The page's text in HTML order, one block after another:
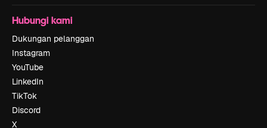
Hubungi kami
Dukungan pelanggan
Instagram
YouTube
LinkedIn
TikTok
Discord
X